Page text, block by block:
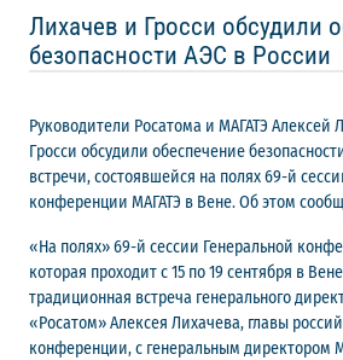
Лихачев и Гросси обсудили
безопасности АЭС в России
Руководители Росатома и МАГАТЭ Алексей
Гросси обсудили обеспечение
встречи, состоявшейся на полях 69-й
конференции МАГАТЭ в Вене. Об этом
«На полях» 69-й сессии Генеральной
которая проходит с 15 по 19 сентября в
традиционная встреча генерального
«Росатом» Алексея Лихачева, главы
конференции, с генеральным директором